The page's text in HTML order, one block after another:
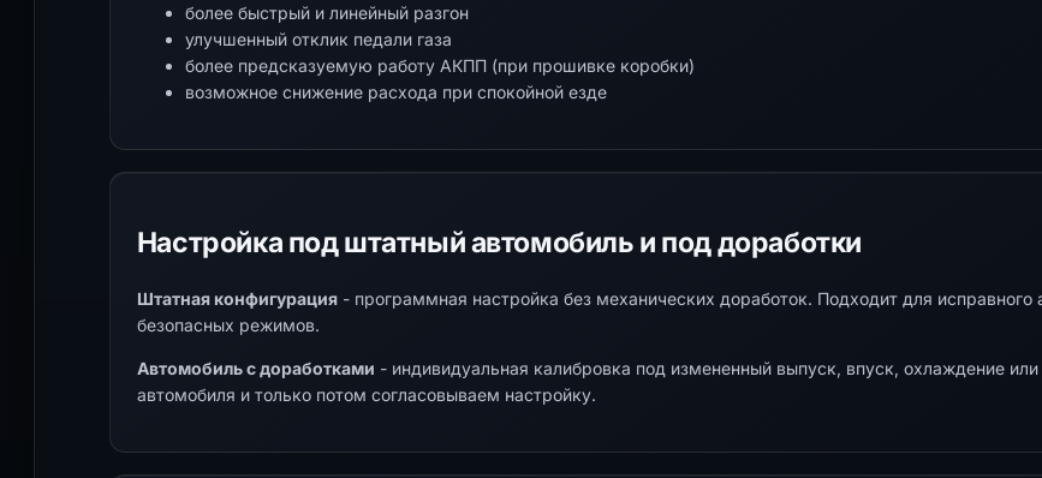
более быстрый и линейный разгон
улучшенный отклик педали газа
более предсказуемую работу АКПП (при прошивке коробки)
возможное снижение расхода при спокойной езде
Настройка под штатный автомобиль и под доработки
Штатная конфигурация- программная настройка без механических доработок. Подходит для
безопасных режимов.
Автомобиль с доработками - индивидуальная калибровка под измененный выпуск, впуск, охлаждение
автомобиля и только потом согласовываем настройку.